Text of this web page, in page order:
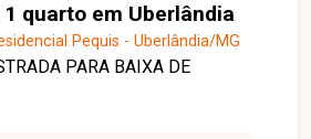
quarto em Uberlândia
Pequis - Uberlândia/MG
PARA BAIXA DE